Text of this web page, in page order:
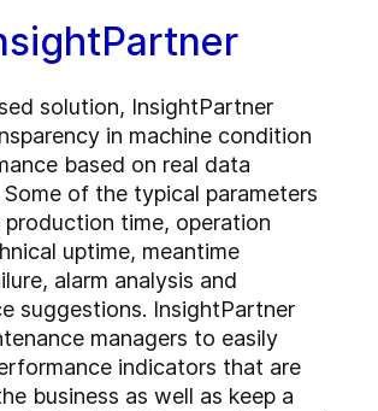
solution, InsightPartner
in machine condition
based on real data
of the typical parameters
production time, operation
uptime, meantime
alarm analysis and
suggestions. InsightPartner
managers to easily
indicators that are
business as well as keep a